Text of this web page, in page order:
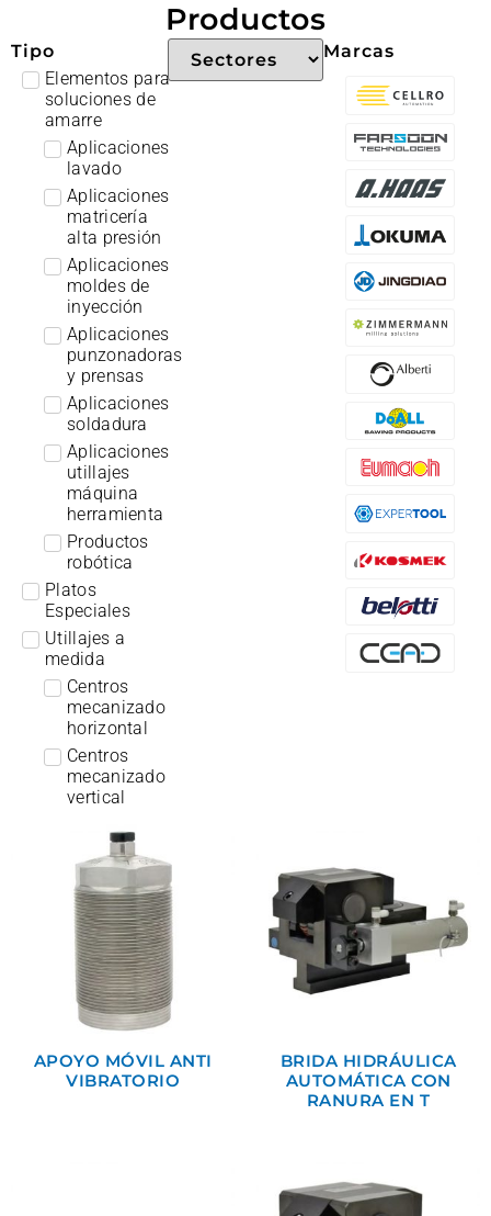
Productos
Tipo
Elementos para
soluciones de
amarre
Aplicaciones
lavado
Aplicaciones
matricería
alta presión
Aplicaciones
moldes de
inyección
Aplicaciones
punzonadoras
y prensas
Aplicaciones
soldadura
Aplicaciones
utillajes
máquina
herramienta
Productos
robótica
Platos
Especiales
Utillajes a
medida
Centros
mecanizado
horizontal
Centros
mecanizado
vertical
Marcas
APOYO MÓVIL ANTI
VIBRATORIO
BRIDA HIDRÁULICA
AUTOMÁTICA CON
RANURA EN T